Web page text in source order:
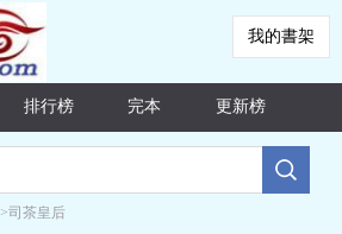
我的書架
排行榜 完本 更新榜
>司茶皇后